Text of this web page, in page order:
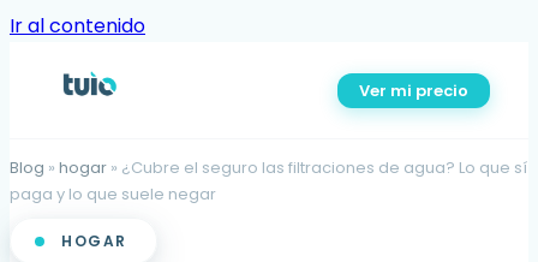
Ir al contenido
Ver mi precio
Blog » hogar » ¿Cubre el seguro las filtraciones de agua? Lo que sí
paga y lo que suele negar
HOGAR